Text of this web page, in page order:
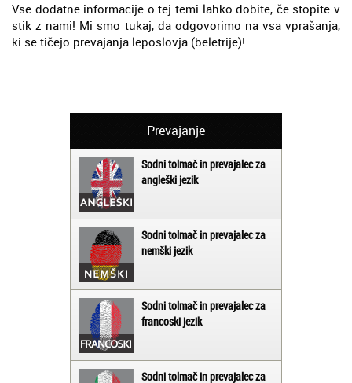
Vse dodatne informacije o tej temi lahko dobite, če stopite v
stik z nami! Mi smo tukaj, da odgovorimo na vsa vprašanja,
ki se tičejo prevajanja leposlovja (beletrije)!
Prevajanje
Sodni tolmač in prevajalec za
angleški jezik
Sodni tolmač in prevajalec za
nemški jezik
Sodni tolmač in prevajalec za
francoski jezik
Sodni tolmač in prevajalec za